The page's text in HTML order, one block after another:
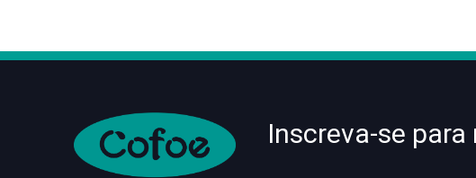
Inscreva-se